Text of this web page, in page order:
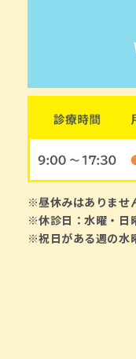
※昼休みはありませ
※休診日：水曜・日
※祝日がある週の水